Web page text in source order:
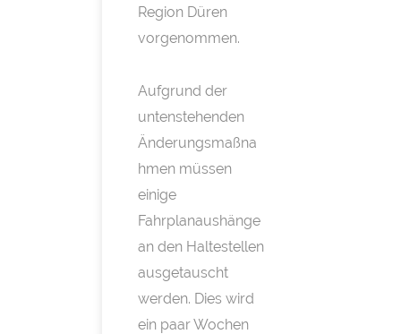
Region Düren
vorgenommen.
Aufgrund der
untenstehenden
Änderungsmaßna
hmen müssen
einige
Fahrplanaushänge
an den Haltestellen
ausgetauscht
werden. Dies wird
ein paar Wochen